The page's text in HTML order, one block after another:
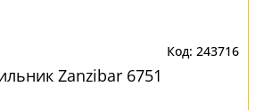
243716
Zanzibar 6751